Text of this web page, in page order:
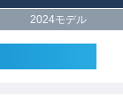
2024モデル